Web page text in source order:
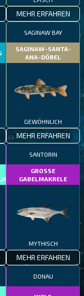
MEHR ERFAHREN
SAGINAW BAY
SAGINAW-SANTA-
ANA-DÖBEL
GEWÖHNLICH
MEHR ERFAHREN
SANTORIN
GROSSE
GABELMAKRELE
MYTHISCH
MEHR ERFAHREN
DONAU